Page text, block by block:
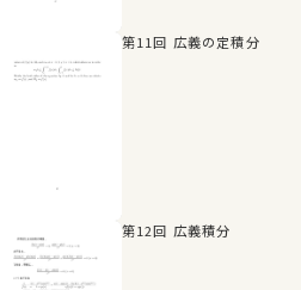
第11回 広義の定積分
第12回 広義積分